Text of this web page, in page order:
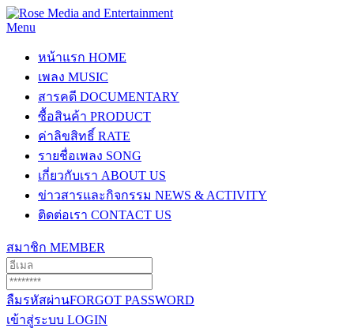
Menu
หน้าแรก HOME
เพลง MUSIC
สารคดี DOCUMENTARY
ซื้อสินค้า PRODUCT
ค่าลิขสิทธิ์ RATE
รายชื่อเพลง SONG
เกี่ยวกับเรา ABOUT US
ข่าวสารและกิจกรรม NEWS & ACTIVITY
ติดต่อเรา CONTACT US
สมาชิก MEMBER
ลืมรหัสผ่านFORGOT PASSWORD
เข้าสู่ระบบ LOGIN